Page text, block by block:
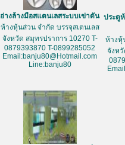
อ่างล้างมือสแตนเลสระบบเข่าดัน
ห้างหุ้นส่วน จำกัด บรรจุสเตนเลส
จังหวัด สมุทรปราการ 10270 T-
0879393870 T-0899285052
Email:banju80@Hotmail.com
Line:banju80
ประตู
ห้างหุ้
จังห